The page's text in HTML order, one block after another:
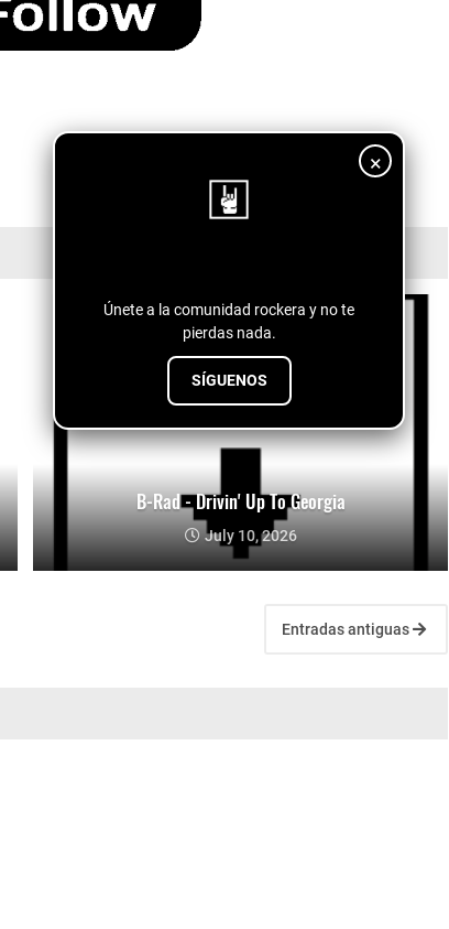
×
Únete a la comunidad rockera y no te
pierdas nada.
SÍGUENOS
B-Rad - Drivin' Up To Georgia
July 10, 2026
Entradas antiguas